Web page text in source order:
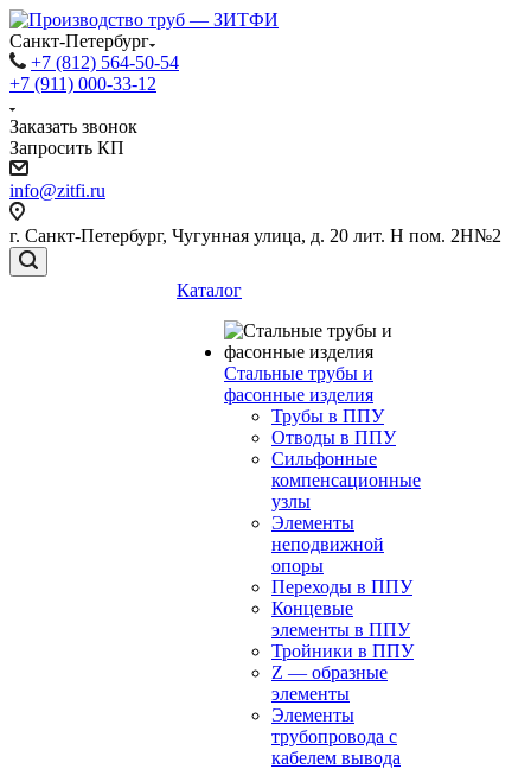
Санкт-Петербург
+7 (812) 564-50-54
+7 (911) 000-33-12
Заказать звонок
Запросить КП
info@zitfi.ru
г. Санкт-Петербург, Чугунная улица, д. 20 лит. Н пом. 2Н№2
Каталог
Стальные трубы и
фасонные изделия
Трубы в ППУ
Отводы в ППУ
Сильфонные
компенсационные
узлы
Элементы
неподвижной
опоры
Переходы в ППУ
Концевые
элементы в ППУ
Тройники в ППУ
Z — образные
элементы
Элементы
трубопровода с
кабелем вывода